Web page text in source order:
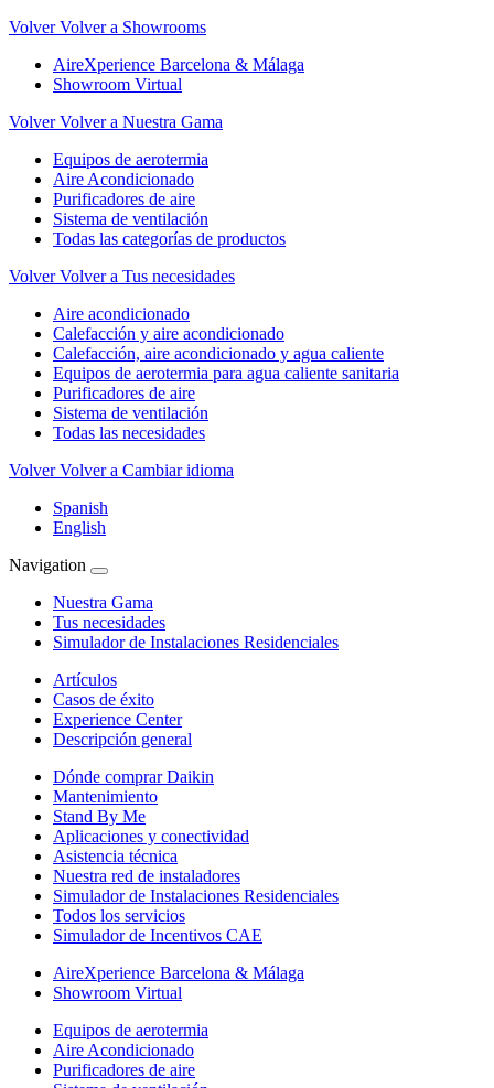
Volver Volver a Showrooms
AireXperience Barcelona & Málaga
Showroom Virtual
Volver Volver a Nuestra Gama
Equipos de aerotermia
Aire Acondicionado
Purificadores de aire
Sistema de ventilación
Todas las categorías de productos
Volver Volver a Tus necesidades
Aire acondicionado
Calefacción y aire acondicionado
Calefacción, aire acondicionado y agua caliente
Equipos de aerotermia para agua caliente sanitaria
Purificadores de aire
Sistema de ventilación
Todas las necesidades
Volver Volver a Cambiar idioma
Spanish
English
Navigation
Nuestra Gama
Tus necesidades
Simulador de Instalaciones Residenciales
Artículos
Casos de éxito
Experience Center
Descripción general
Dónde comprar Daikin
Mantenimiento
Stand By Me
Aplicaciones y conectividad
Asistencia técnica
Nuestra red de instaladores
Simulador de Instalaciones Residenciales
Todos los servicios
Simulador de Incentivos CAE
AireXperience Barcelona & Málaga
Showroom Virtual
Equipos de aerotermia
Aire Acondicionado
Purificadores de aire